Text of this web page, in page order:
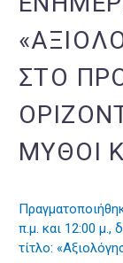
ΣΤΟ
ΜΎΘΟΙ
π.μ. και 12:00 μ.,
τίτλο: